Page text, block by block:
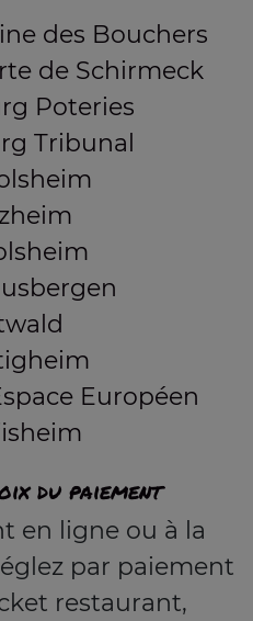
des Bouchers
de Schirmeck
Poteries
Tribunal
Européen
du paiement
en ligne ou à la
par paiement
restaurant,